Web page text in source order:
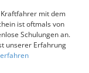
mit dem
ist oftmals von
Schulungen an.
unserer Erfahrung